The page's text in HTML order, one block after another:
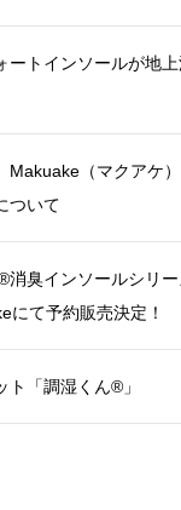
ートインソールが地
Makuake（マクアケ
ついて
消臭インソールシリ
にて予約販売決定！
ト「調湿くん®」